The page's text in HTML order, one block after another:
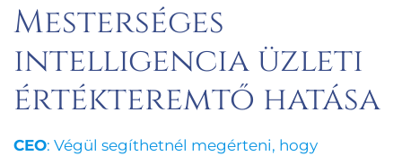
Mesterséges
intelligencia üzleti
értékteremtő hatása
CEO: Végül segíthetnél megérteni, hogy